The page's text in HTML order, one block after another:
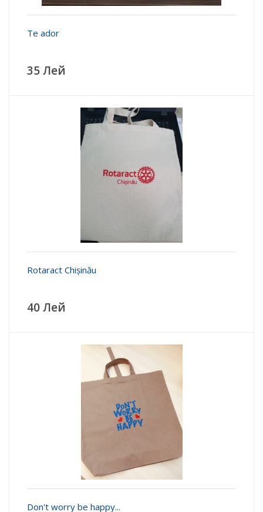
Te ador
35 Лей
Rotaract Chișinău
40 Лей
Don't worry be happy...